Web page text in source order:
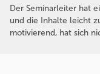
Der Seminarleiter hat
und die Inhalte leicht
motivierend, hat sich